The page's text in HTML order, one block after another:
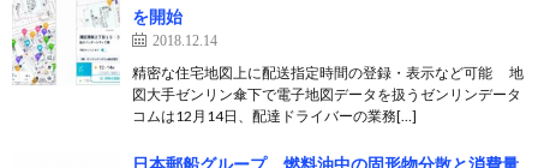
を開始
2018.12.14
精密な住宅地図上に配送指定時間の登録・表示など可能 地
図大手ゼンリン傘下で電子地図データを扱うゼンリンデータ
コムは12月14日、配達ドライバーの業務[…]
日本郵船グループ、燃料油中の固形物分散と消費量